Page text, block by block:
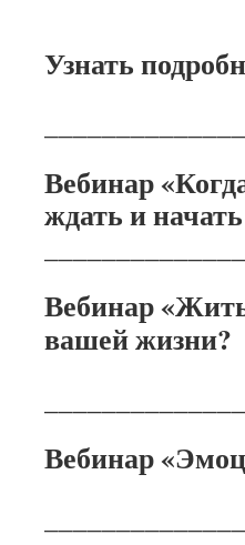
Узнать
Вебинар
ждать и
Вебинар
вашей жизни?
Вебинар